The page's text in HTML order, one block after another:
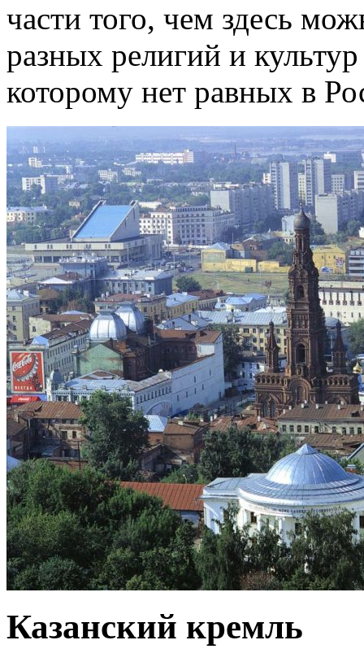
части того, чем здесь
разных религий и
которому нет равных в
Казанский кремль